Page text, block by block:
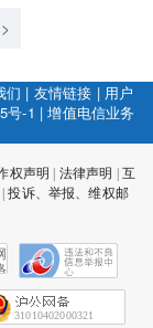
>
们 | 友情链接 | 用户
号-1 |增值电信业务
权声明 法律声明
互
投诉、举报、维权邮
31010402000321